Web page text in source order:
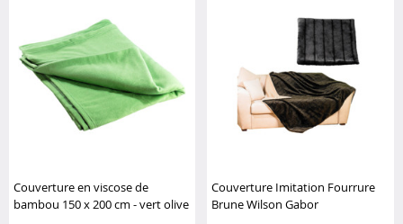
Couverture en viscose de
bambou 150 x 200 cm - vert olive
Couverture Imitation Fourrure
Brune Wilson Gabor